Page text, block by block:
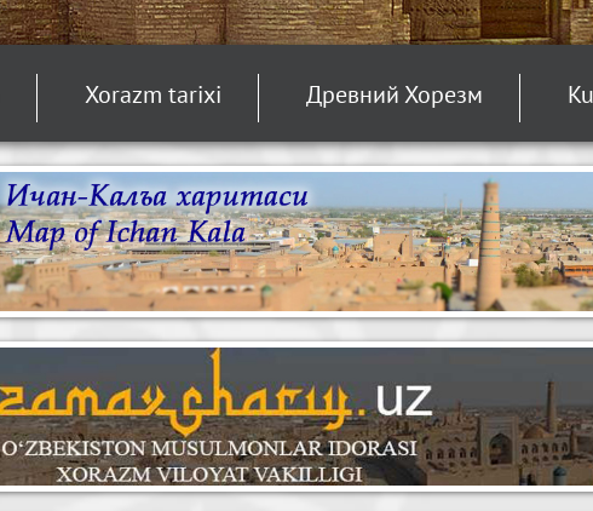
Xorazm tarixi Древний Хорезм